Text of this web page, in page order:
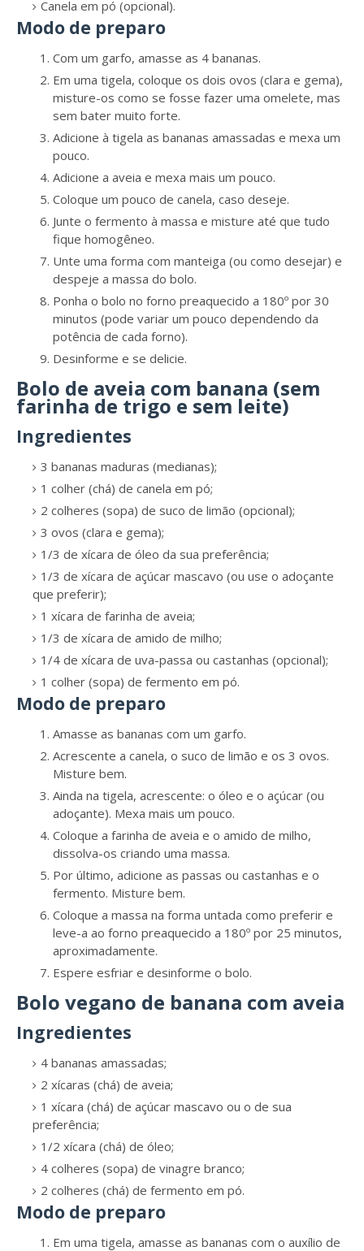
Canela em pó (opcional).
Modo de preparo
Com um garfo, amasse as 4 bananas.
Em uma tigela, coloque os dois ovos (clara e gema),
misture-os como se fosse fazer uma omelete, mas
sem bater muito forte.
Adicione à tigela as bananas amassadas e mexa um
pouco.
Adicione a aveia e mexa mais um pouco.
Coloque um pouco de canela, caso deseje.
Junte o fermento à massa e misture até que tudo
fique homogêneo.
Unte uma forma com manteiga (ou como desejar) e
despeje a massa do bolo.
Ponha o bolo no forno preaquecido a 180º por 30
minutos (pode variar um pouco dependendo da
potência de cada forno).
Desinforme e se delicie.
Bolo de aveia com banana (sem
farinha de trigo e sem leite)
Ingredientes
3 bananas maduras (medianas);
1 colher (chá) de canela em pó;
2 colheres (sopa) de suco de limão (opcional);
3 ovos (clara e gema);
1/3 de xícara de óleo da sua preferência;
1/3 de xícara de açúcar mascavo (ou use o adoçante
que preferir);
1 xícara de farinha de aveia;
1/3 de xícara de amido de milho;
1/4 de xícara de uva-passa ou castanhas (opcional);
1 colher (sopa) de fermento em pó.
Modo de preparo
Amasse as bananas com um garfo.
Acrescente a canela, o suco de limão e os 3 ovos.
Misture bem.
Ainda na tigela, acrescente: o óleo e o açúcar (ou
adoçante). Mexa mais um pouco.
Coloque a farinha de aveia e o amido de milho,
dissolva-os criando uma massa.
Por último, adicione as passas ou castanhas e o
fermento. Misture bem.
Coloque a massa na forma untada como preferir e
leve-a ao forno preaquecido a 180º por 25 minutos,
aproximadamente.
Espere esfriar e desinforme o bolo.
Bolo vegano de banana com aveia
Ingredientes
4 bananas amassadas;
2 xícaras (chá) de aveia;
1 xícara (chá) de açúcar mascavo ou o de sua
preferência;
1/2 xícara (chá) de óleo;
4 colheres (sopa) de vinagre branco;
2 colheres (chá) de fermento em pó.
Modo de preparo
Em uma tigela, amasse as bananas com o auxílio de